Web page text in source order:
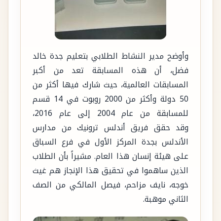
وأوضح مدير النشاط الطلابي بتعليم جدة خالد
فضل، أن هذه المسابقة تعد من أكبر
المسابقات العالمية، حيث شارك فيها أكثر من
50 دولة وأكثر من 2000 روبوت في 14 قسم
للمسابقة من عام 2004 إلى عام 2016،
وقد حقق فريق أندلس ترونيك من مدارس
الأندلس بجدة المركز الأول في فرع السباق
على هيئة إنسان هذا العام. مشيراً بأن الطلاب
الذين ساهموا في تحقيق هذا الإنجاز هم غيث
خوجه، نايف مزاحم، فيصل المالكي من الصف
الثاني موهبة.